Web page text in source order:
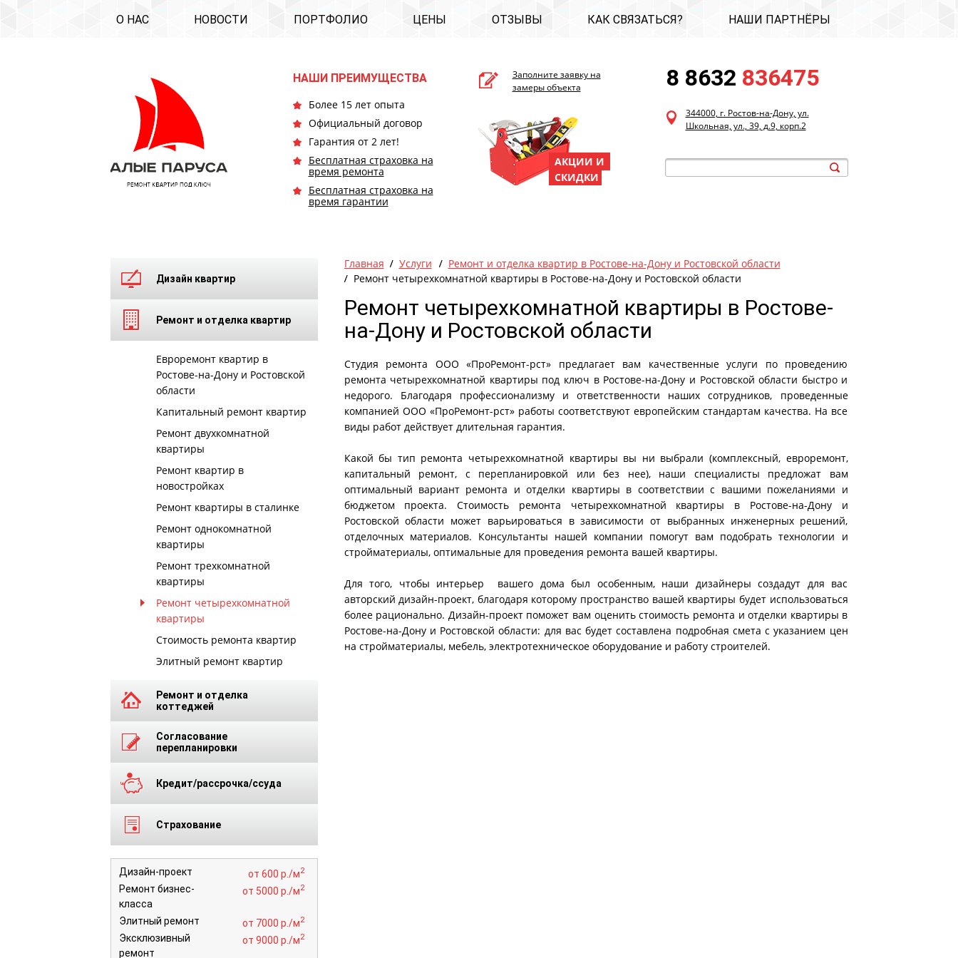
О НАС НОВОСТИ ПОРТФОЛИО ЦЕНЫ ОТЗЫВЫ КАК СВЯЗАТЬСЯ? НАШИ ПАРТНЁРЫ
НАШИ ПРЕИМУЩЕСТВА
Более 15 лет опыта
Официальный договор
Гарантия от 2 лет!
Бесплатная страховка на
время ремонта
Бесплатная страховка на
время гарантии
Заполните заявку на
замеры объекта
АКЦИИ И
СКИДКИ
8 8632 836475
344000, г. Ростов-на-Дону, ул.
Школьная, ул., 39, д.9, корп.2
Главная Услуги
Ремонт и отделка квартир в Ростове-на-Дону и Ростовской области
Ремонт четырехкомнатной квартиры в Ростове-на-Дону и Ростовской области
Ремонт четырехкомнатной квартиры в Ростове-
на-Дону и Ростовской области
Студия ремонта ООО «ПроРемонт-рст» предлагает вам качественные услуги по проведению
ремонта четырехкомнатной квартиры под ключ в Ростове-на-Дону и Ростовской области быстро и
недорого. Благодаря профессионализму и ответственности наших сотрудников, проведенные
компанией ООО «ПроРемонт-рст» работы соответствуют европейским стандартам качества. На все
виды работ действует длительная гарантия.
Какой бы тип ремонта четырехкомнатной квартиры вы ни выбрали (комплексный, евроремонт,
капитальный ремонт, с перепланировкой или без нее), наши специалисты предложат вам
оптимальный вариант ремонта и отделки квартиры в соответствии с вашими пожеланиями и
бюджетом проекта. Стоимость ремонта четырехкомнатной квартиры в Ростове-на-Дону и
Ростовской области может варьироваться в зависимости от выбранных инженерных решений,
отделочных материалов. Консультанты нашей компании помогут вам подобрать технологии и
стройматериалы, оптимальные для проведения ремонта вашей квартиры.
Для того, чтобы интерьер вашего дома был особенным, наши дизайнеры создадут для вас
авторский дизайн-проект, благодаря которому пространство вашей квартиры будет использоваться
более рационально. Дизайн-проект поможет вам оценить стоимость ремонта и отделки квартиры в
Ростове-на-Дону и Ростовской области: для вас будет составлена подробная смета с указанием цен
на стройматериалы, мебель, электротехническое оборудование и работу строителей.
Дизайн квартир
Ремонт и отделка квартир
Евроремонт квартир в
Ростове-на-Дону и Ростовской
области
Капитальный ремонт квартир
Ремонт двухкомнатной
квартиры
Ремонт квартир в
новостройках
Ремонт квартиры в сталинке
Ремонт однокомнатной
квартиры
Ремонт трехкомнатной
квартиры
Ремонт четырехкомнатной
квартиры
Стоимость ремонта квартир
Элитный ремонт квартир
Ремонт и отделка
коттеджей
Согласование
перепланировки
Кредит/рассрочка/ссуда
Страхование
Дизайн-проект от 600 р./м2
Ремонт бизнес-
класса
от 5000 р./м2
Элитный ремонт от 7000 р./м2
Эксклюзивный
ремонт
от 9000 р./м2